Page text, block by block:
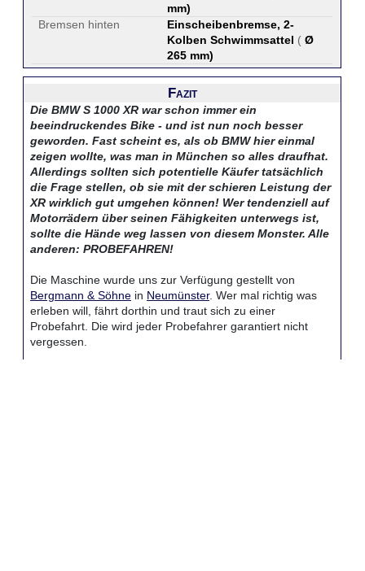
mm)
Bremsen hinten
Einscheibenbremse, 2-
Kolben Schwimmsattel ( Ø
265 mm)
Fazit
Die BMW S 1000 XR war schon immer ein
beeindruckendes Bike - und ist nun noch besser
geworden. Fast scheint es, als ob BMW hier einmal
zeigen wollte, was man in München so alles draufhat.
Allerdings sollten sich potentielle Käufer tatsächlich
die Frage stellen, ob sie mit der schieren Leistung der
XR wirklich gut umgehen können! Wer tendenziell auf
Motorrädern über seinen Fähigkeiten unterwegs ist,
sollte die Hände weg lassen von diesem Monster. Alle
anderen: PROBEFAHREN!
Die Maschine wurde uns zur Verfügung gestellt von
Bergmann & Söhne in Neumünster. Wer mal richtig was
erleben will, fährt dorthin und traut sich zu einer
Probefahrt. Die wird jeder Probefahrer garantiert nicht
vergessen.